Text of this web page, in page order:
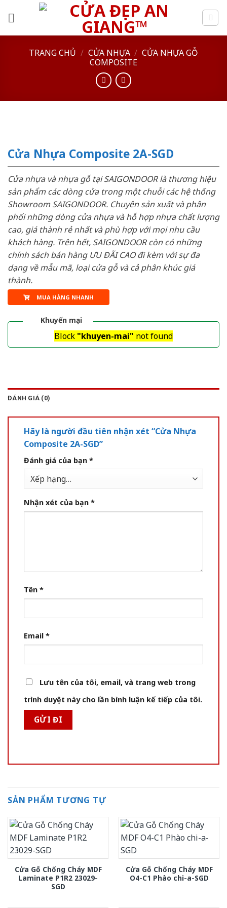
TRANG CHỦ / CỬA NHỰA / CỬA NHỰA GỖ
COMPOSITE
Cửa Nhựa Composite 2A-SGD
Cửa nhựa và nhựa gỗ tại SAIGONDOOR là thương hiệu
sản phẩm các dòng cửa trong một chuỗi các hệ thống
Showroom SAIGONDOOR. Chuyên sản xuất và phân
phối những dòng cửa nhựa và hỗ hợp nhựa chất lượng
cao, giá thành rẻ nhất và phù hợp với mọi nhu cầu
khách hàng. Trên hết, SAIGONDOOR còn có những
chính sách bán hàng ƯU ĐÃI CAO đi kèm với sự đa
dạng về mẫu mã, loại cửa gỗ và cả phân khúc giá
thành.
MUA HÀNG NHANH
Khuyến mại
Block "khuyen-mai" not found
ĐÁNH GIÁ (0)
Hãy là người đầu tiên nhận xét “Cửa Nhựa
Composite 2A-SGD”
Đánh giá của bạn *
Nhận xét của bạn *
Tên *
Email *
Lưu tên của tôi, email, và trang web trong
trình duyệt này cho lần bình luận kế tiếp của tôi.
SẢN PHẨM TƯƠNG TỰ
Cửa Gỗ Chống Cháy MDF
Laminate P1R2 23029-
SGD
Cửa Gỗ Chống Cháy MDF
O4-C1 Phào chi-a-SGD